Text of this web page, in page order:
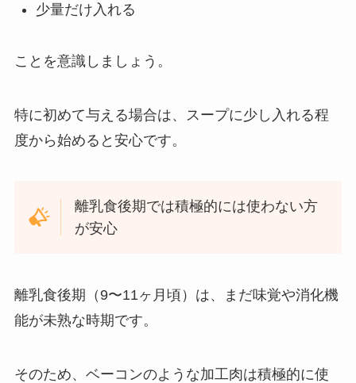
少量だけ入れる
ことを意識しましょう。
特に初めて与える場合は、スープに少し入れる程
度から始めると安心です。
離乳食後期では積極的には使わない方
が安心
離乳食後期（9〜11ヶ月頃）は、まだ味覚や消化機
能が未熟な時期です。
そのため、ベーコンのような加工肉は積極的に使